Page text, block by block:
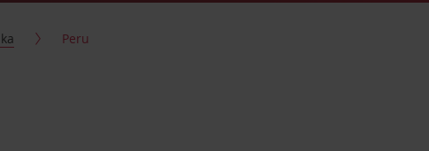
Peru